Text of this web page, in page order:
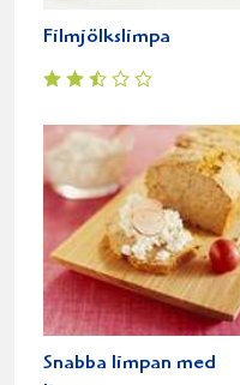
Filmjölkslimpa
Snabba limpan med